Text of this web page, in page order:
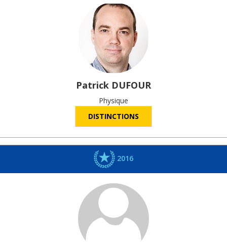
Patrick DUFOUR
Physique
DISTINCTIONS
2016